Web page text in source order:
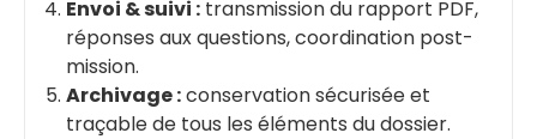
Envoi & suivi : transmission du rapport PDF,
réponses aux questions, coordination post-
mission.
Archivage :conservation sécurisée et
traçable de tous les éléments du dossier.